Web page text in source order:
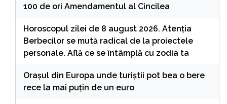
100 de ori Amendamentul al Cincilea
Horoscopul zilei de 8 august 2026. Atenția
Berbecilor se mută radical de la proiectele
personale. Află ce se întâmplă cu zodia ta
Orașul din Europa unde turiștii pot bea o bere
rece la mai puțin de un euro